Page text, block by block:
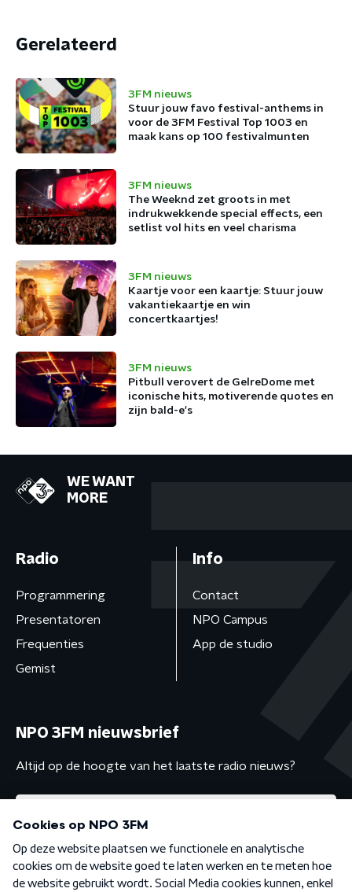
Gerelateerd
3FM nieuws
Stuur jouw favo festival-anthems in
voor de 3FM Festival Top 1003 en
maak kans op 100 festivalmunten
3FM nieuws
The Weeknd zet groots in met
indrukwekkende special effects, een
setlist vol hits en veel charisma
3FM nieuws
Kaartje voor een kaartje: Stuur jouw
vakantiekaartje en win
concertkaartjes!
3FM nieuws
Pitbull verovert de GelreDome met
iconische hits, motiverende quotes en
zijn bald-e's
WE WANT
MORE
Radio
Programmering
Presentatoren
Frequenties
Gemist
Info
Contact
NPO Campus
App de studio
NPO 3FM nieuwsbrief
Altijd op de hoogte van het laatste radio nieuws?